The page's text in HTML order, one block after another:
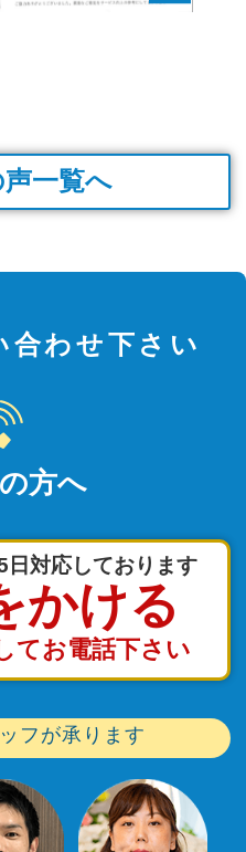
一覧へ
合わせ下さい
方へ
対応しております
かける
てお電話下さい
フが承ります